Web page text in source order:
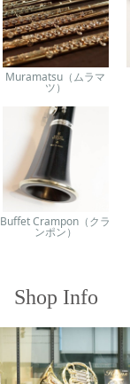
Muramatsu（ムラマ
ツ）
Buffet Crampon（クラ
ンポン）
Shop Info